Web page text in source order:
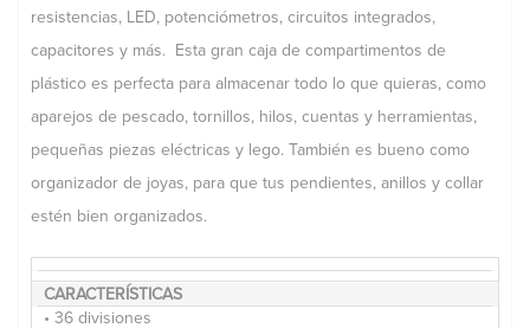
resistencias, LED, potenciómetros, circuitos integrados,
capacitores y más. Esta gran caja de compartimentos de
plástico es perfecta para almacenar todo lo que quieras, como
aparejos de pescado, tornillos, hilos, cuentas y herramientas,
pequeñas piezas eléctricas y lego. También es bueno como
organizador de joyas, para que tus pendientes, anillos y collar
estén bien organizados.
CARACTERÍSTICAS
• 36 divisiones